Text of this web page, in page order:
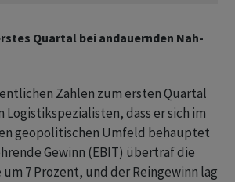
Quartal bei andauernden Nah-
Zahlen zum ersten Quartal
Logistikspezialisten, dass er sich im
geopolitischen Umfeld behauptet
Gewinn (EBIT) übertraf die
um 7 Prozent, und der Reingewinn lag